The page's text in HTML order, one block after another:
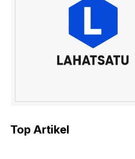
Top Artikel